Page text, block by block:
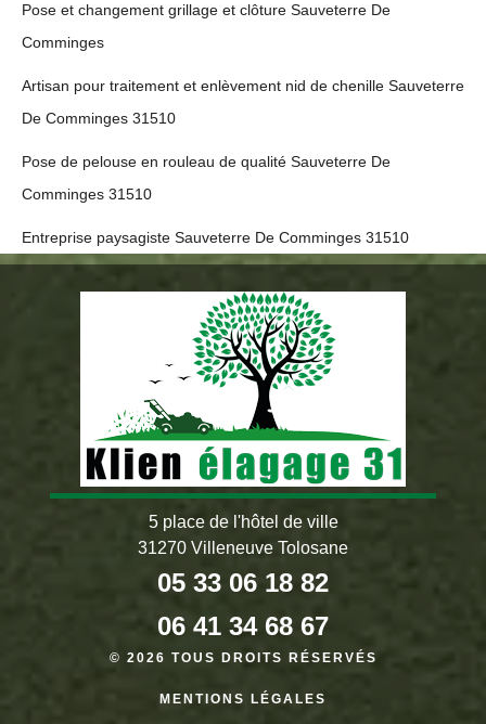
Pose et changement grillage et clôture Sauveterre De
Comminges
Artisan pour traitement et enlèvement nid de chenille Sauveterre
De Comminges 31510
Pose de pelouse en rouleau de qualité Sauveterre De
Comminges 31510
Entreprise paysagiste Sauveterre De Comminges 31510
5 place de l'hôtel de ville
31270 Villeneuve Tolosane
05 33 06 18 82
06 41 34 68 67
© 2026 TOUS DROITS RÉSERVÉS
MENTIONS LÉGALES